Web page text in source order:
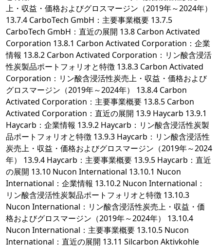
上・収益・価格およびグロスマージン（2019年～2024年）
13.7.4 CarboTech GmbH：主要事業概要 13.7.5
CarboTech GmbH：直近の展開 13.8 Carbon Activated
Corporation 13.8.1 Carbon Activated Corporation：企業
情報 13.8.2 Carbon Activated Corporation：リン酸含浸活
性炭製品ポートフォリオと特徴 13.8.3 Carbon Activated
Corporation：リン酸含浸活性炭売上・収益・価格および
グロスマージン（2019年～2024年） 13.8.4 Carbon
Activated Corporation：主要事業概要 13.8.5 Carbon
Activated Corporation：直近の展開 13.9 Haycarb 13.9.1
Haycarb：企業情報 13.9.2 Haycarb：リン酸含浸活性炭製
品ポートフォリオと特徴 13.9.3 Haycarb：リン酸含浸活性
炭売上・収益・価格およびグロスマージン（2019年～2024
年） 13.9.4 Haycarb：主要事業概要 13.9.5 Haycarb：直近
の展開 13.10 Nucon International 13.10.1 Nucon
International：企業情報 13.10.2 Nucon International：
リン酸含浸活性炭製品ポートフォリオと特徴 13.10.3
Nucon International：リン酸含浸活性炭売上・収益・価
格およびグロスマージン（2019年～2024年） 13.10.4
Nucon International：主要事業概要 13.10.5 Nucon
International：直近の展開 13.11 Silcarbon Aktivkohle